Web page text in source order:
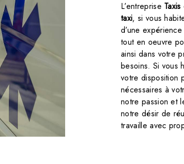
L’entreprise
taxi, si vous
d’une
tout en oeuvre
ainsi dans votre
besoins. Si vous
votre disposition
nécessaires à
notre passion et
notre désir de
travaille avec